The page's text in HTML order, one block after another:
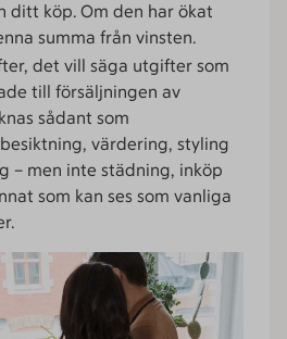
ditt köp. Om den har ökat
summa från vinsten.
det vill säga utgifter som
till försäljningen av
sådant som
värdering, styling
– men inte städning, inköp
som kan ses som vanliga